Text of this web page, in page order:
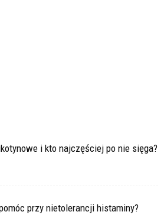
i kto najczęściej po nie sięga?
przy nietolerancji histaminy?